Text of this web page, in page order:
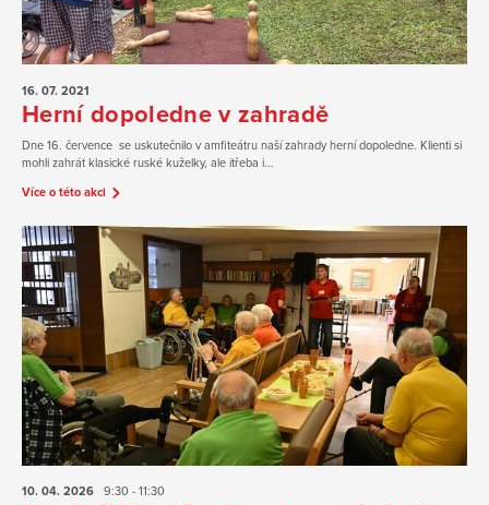
16. 07. 2021
Herní dopoledne v zahradě
Dne 16. července se uskutečnilo v amfiteátru naší zahrady herní dopoledne. Klienti si
mohli zahrát klasické ruské kuželky, ale itřeba i...
Více o této akci
10. 04. 2026 9:30 - 11:30